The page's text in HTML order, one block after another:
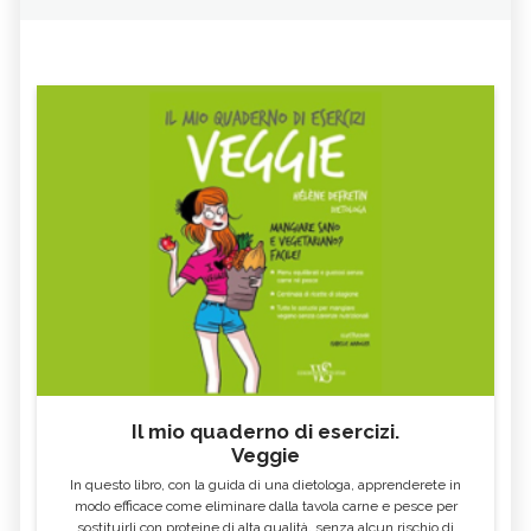
BERGAMOTTO
OLIO ESSENZIALE DI ROSMARINO -
OLIO ESSENZIALE DI CANNELLA
OLIO ESSENZIALE DI LEGNO DI
OLIO ESSENZIALE DI CEDRO
OLIO ESSENZIALE DI YLANG
OLIO ESSENZIALE DI CITRONELLA
OLIO ESSENZIALE DI CURCUMA OLIO ESSENZIALE DI AGLIO
OLIO ESSENZIALE DI MONARDA
OLIO ESSENZIALE DI AJOWAN
OLIO ESSENZIALE DI
CARDAMOMO
OLIO ESSENZIALE DI MANDARINO
OLIO ESSENZIALE DI LINALOE OLIO ESSENZIALE DI VERBENA
Il mio quaderno di esercizi.
Veggie
In questo libro, con la guida di una dietologa, apprenderete in
modo efficace come eliminare dalla tavola carne e pesce per
sostituirli con proteine di alta qualità, senza alcun rischio di